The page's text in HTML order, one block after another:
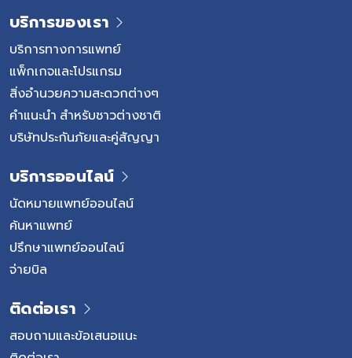
จำนวนเม็ดเลือดขาวอาจสูงขึ้น แต่เซลล์เหล่านั้นไม่สามารถทำ
หน้าที่ป้องกันเชื้อโรคได้อย่างมีประสิทธิภาพ เมื่อเกล็ดเลือดลด
ลง ผู้ป่วยอาจมีเลือดกำเดาไหล เลือดออกตามไรฟัน หรือมีจุด
เลือดออกใต้ผิวหนังได้ง่าย […]
บริการของเรา
บริการทางการแพทย์
แพ็กเกจและโปรแกรม
สิ่งอำนวยความสะดวกต่างๆ
คำแนะนำ สำหรับชาวต่างชาติ
บริษัทประกันภัยและคู่สัญญา
บริการออนไลน์
นัดหมายแพทย์ออนไลน์
ค้นหาแพทย์
ปรึกษาแพทย์ออนไลน์
จ่ายบิล
ติดต่อเรา
สอบถามและข้อเสนอแนะ